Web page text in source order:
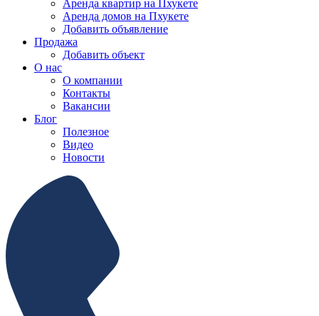
Аренда квартир на Пхукете
Аренда домов на Пхукете
Добавить объявление
Продажа
Добавить объект
О нас
О компании
Контакты
Вакансии
Блог
Полезное
Видео
Новости